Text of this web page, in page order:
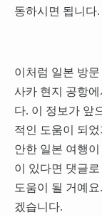
동하시면 됩니다
이처럼 일본 방
사카 현지 공항
다. 이 정보가 앞
적인 도움이 되
안한 일본 여행
이 있다면 댓글
도움이 될 거예
겠습니다.